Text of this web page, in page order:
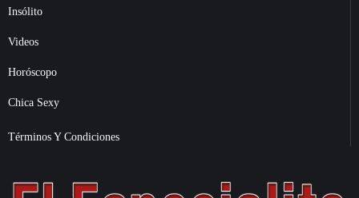
Insólito
Videos
Horóscopo
Chica Sexy
Términos Y Condiciones